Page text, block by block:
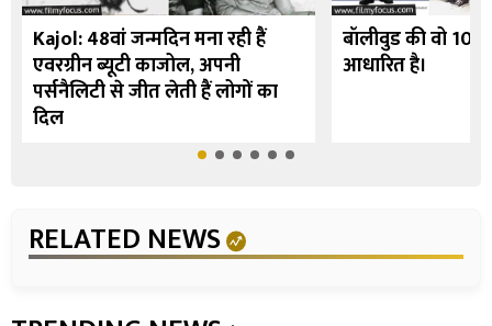
Kajol: 48वां जन्मदिन मना रही हैं
एवरग्रीन ब्यूटी काजोल, अपनी
पर्सनैलिटी से जीत लेती हैं लोगों का
दिल
बॉलीवुड की वो 10
आधारित है।
RELATED NEWS